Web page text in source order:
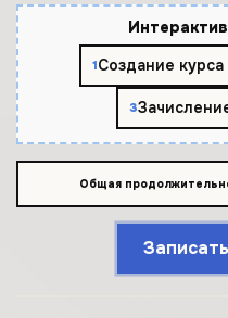
1Создание курса
3
Общая